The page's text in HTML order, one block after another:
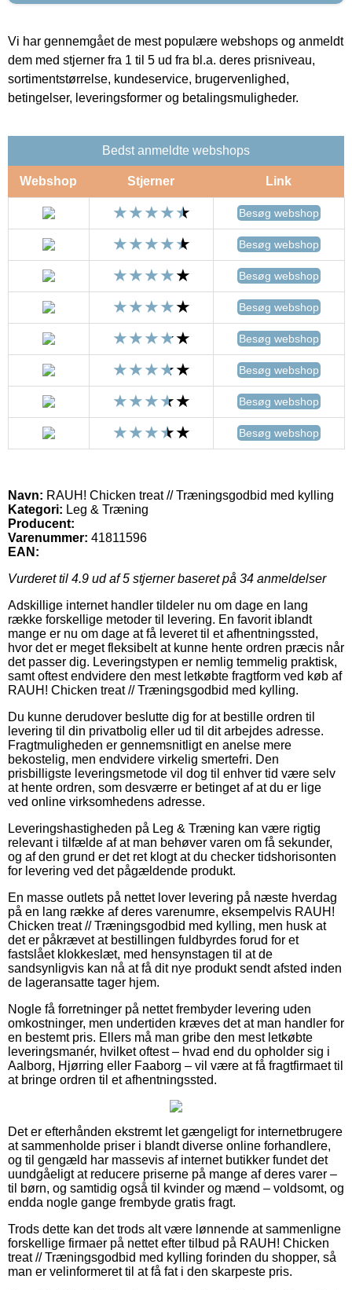
Vi har gennemgået de mest populære webshops og anmeldt
dem med stjerner fra 1 til 5 ud fra bl.a. deres prisniveau,
sortimentstørrelse, kundeservice, brugervenlighed,
betingelser, leveringsformer og betalingsmuligheder.
Bedst anmeldte webshops
Webshop Stjerner Link
Besøg webshop
Besøg webshop
Besøg webshop
Besøg webshop
Besøg webshop
Besøg webshop
Besøg webshop
Besøg webshop
Navn: RAUH! Chicken treat // Træningsgodbid med kylling
Kategori: Leg & Træning
Producent:
Varenummer: 41811596
EAN:
Vurderet til 4.9 ud af 5 stjerner baseret på 34 anmeldelser
Adskillige internet handler tildeler nu om dage en lang
række forskellige metoder til levering. En favorit iblandt
mange er nu om dage at få leveret til et afhentningssted,
hvor det er meget fleksibelt at kunne hente ordren præcis når
det passer dig. Leveringstypen er nemlig temmelig praktisk,
samt oftest endvidere den mest letkøbte fragtform ved køb af
RAUH! Chicken treat // Træningsgodbid med kylling.
Du kunne derudover beslutte dig for at bestille ordren til
levering til din privatbolig eller ud til dit arbejdes adresse.
Fragtmuligheden er gennemsnitligt en anelse mere
bekostelig, men endvidere virkelig smertefri. Den
prisbilligste leveringsmetode vil dog til enhver tid være selv
at hente ordren, som desværre er betinget af at du er lige
ved online virksomhedens adresse.
Leveringshastigheden på Leg & Træning kan være rigtig
relevant i tilfælde af at man behøver varen om få sekunder,
og af den grund er det ret klogt at du checker tidshorisonten
for levering ved det pågældende produkt.
En masse outlets på nettet lover levering på næste hverdag
på en lang række af deres varenumre, eksempelvis RAUH!
Chicken treat // Træningsgodbid med kylling, men husk at
det er påkrævet at bestillingen fuldbyrdes forud for et
fastslået klokkeslæt, med hensynstagen til at de
sandsynligvis kan nå at få dit nye produkt sendt afsted inden
de lageransatte tager hjem.
Nogle få forretninger på nettet frembyder levering uden
omkostninger, men undertiden kræves det at man handler for
en bestemt pris. Ellers må man gribe den mest letkøbte
leveringsmanér, hvilket oftest – hvad end du opholder sig i
Aalborg, Hjørring eller Faaborg – vil være at få fragtfirmaet til
at bringe ordren til et afhentningssted.
Det er efterhånden ekstremt let gængeligt for internetbrugere
at sammenholde priser i blandt diverse online forhandlere,
og til gengæld har massevis af internet butikker fundet det
uundgåeligt at reducere priserne på mange af deres varer –
til børn, og samtidig også til kvinder og mænd – voldsomt, og
endda nogle gange frembyde gratis fragt.
Trods dette kan det trods alt være lønnende at sammenligne
forskellige firmaer på nettet efter tilbud på RAUH! Chicken
treat // Træningsgodbid med kylling forinden du shopper, så
man er velinformeret til at få fat i den skarpeste pris.